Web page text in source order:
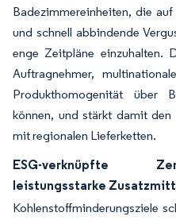
Badezimmereinheiten, die
und schnell abbindende
enge Zeitpläne einzuhalten.
Auftragnehmer,
Produkthomogenität über
können, und stärkt damit
mit regionalen Lieferketten.
ESG-verknüpfte
leistungsstarke
Kohlenstoffminderungsziele